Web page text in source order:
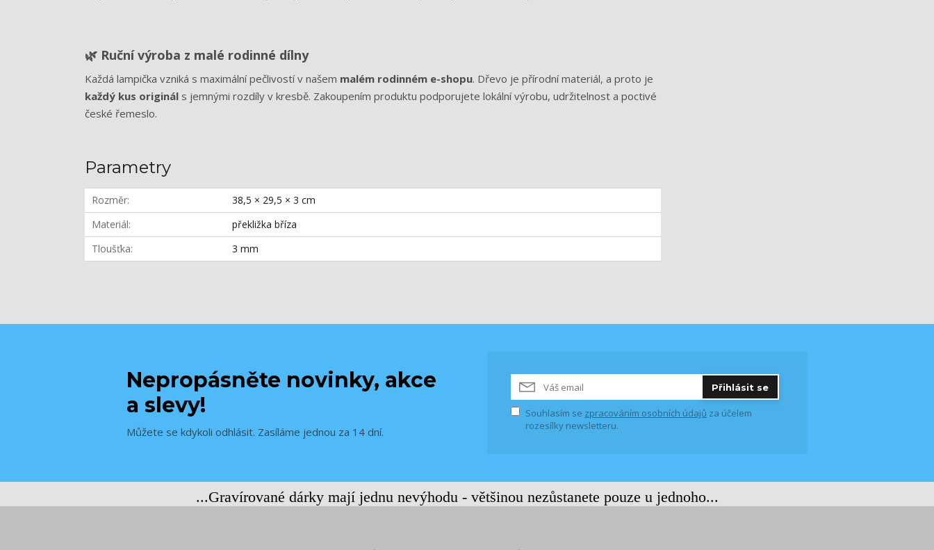
🌿 Ruční výroba z malé rodinné dílny
Každá lampička vzniká s maximální pečlivostí v našem malém rodinném e-shopu. Dřevo je přírodní materiál, a proto je
každý kus originál s jemnými rozdíly v kresbě. Zakoupením produktu podporujete lokální výrobu, udržitelnost a poctivé
české řemeslo.
Parametry
Rozměr
38,5 × 29,5 × 3 cm
Materiál
překližka bříza
Tloušťka
3 mm
Nepropásněte novinky, akce
a slevy!
Můžete se kdykoli odhlásit. Zasíláme jednou za 14 dní.
Přihlásit se
Souhlasím se zpracováním osobních údajů za účelem
rozesílky newsletteru.
...Gravírované dárky mají jednu nevýhodu - většinou nezůstanete pouze u jednoho...